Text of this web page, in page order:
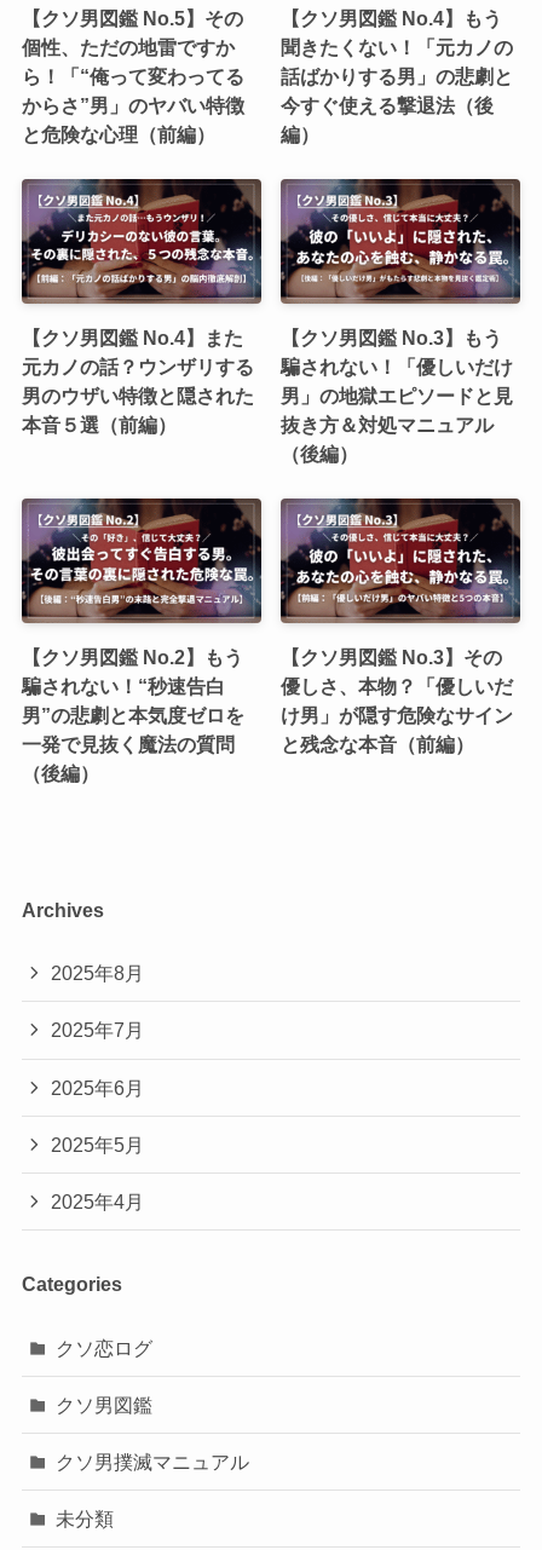
【クソ男図鑑 No.5】その
個性、ただの地雷ですか
ら！「“俺って変わってる
からさ”男」のヤバい特徴
と危険な心理（前編）
【クソ男図鑑 No.4】もう
聞きたくない！「元カノの
話ばかりする男」の悲劇と
今すぐ使える撃退法（後
編）
【クソ男図鑑 No.4】また
元カノの話？ウンザリする
男のウザい特徴と隠された
本音５選（前編）
【クソ男図鑑 No.3】もう
騙されない！「優しいだけ
男」の地獄エピソードと見
抜き方＆対処マニュアル
（後編）
【クソ男図鑑 No.2】もう
騙されない！“秒速告白
男”の悲劇と本気度ゼロを
一発で見抜く魔法の質問
（後編）
【クソ男図鑑 No.3】その
優しさ、本物？「優しいだ
け男」が隠す危険なサイン
と残念な本音（前編）
Archives
2025年8月
2025年7月
2025年6月
2025年5月
2025年4月
Categories
クソ恋ログ
クソ男図鑑
クソ男撲滅マニュアル
未分類